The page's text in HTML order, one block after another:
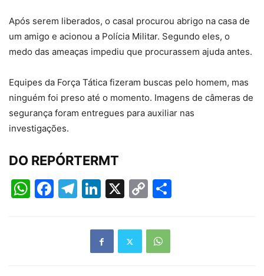
Após serem liberados, o casal procurou abrigo na casa de
um amigo e acionou a Polícia Militar. Segundo eles, o
medo das ameaças impediu que procurassem ajuda antes.
Equipes da Força Tática fizeram buscas pelo homem, mas
ninguém foi preso até o momento. Imagens de câmeras de
segurança foram entregues para auxiliar nas
investigações.
DO REPÓRTERMT
WhatsApp
Facebook
Telegram
LinkedIn
X
Copy